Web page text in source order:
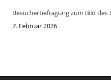
Besucherbefragung zum Bild des
7. Februar 2026